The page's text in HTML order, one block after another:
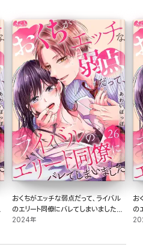
おくちがエッチな弱点だって、ライバル
のエリート同僚にバレてしまいました
(26)
2024年
お
の